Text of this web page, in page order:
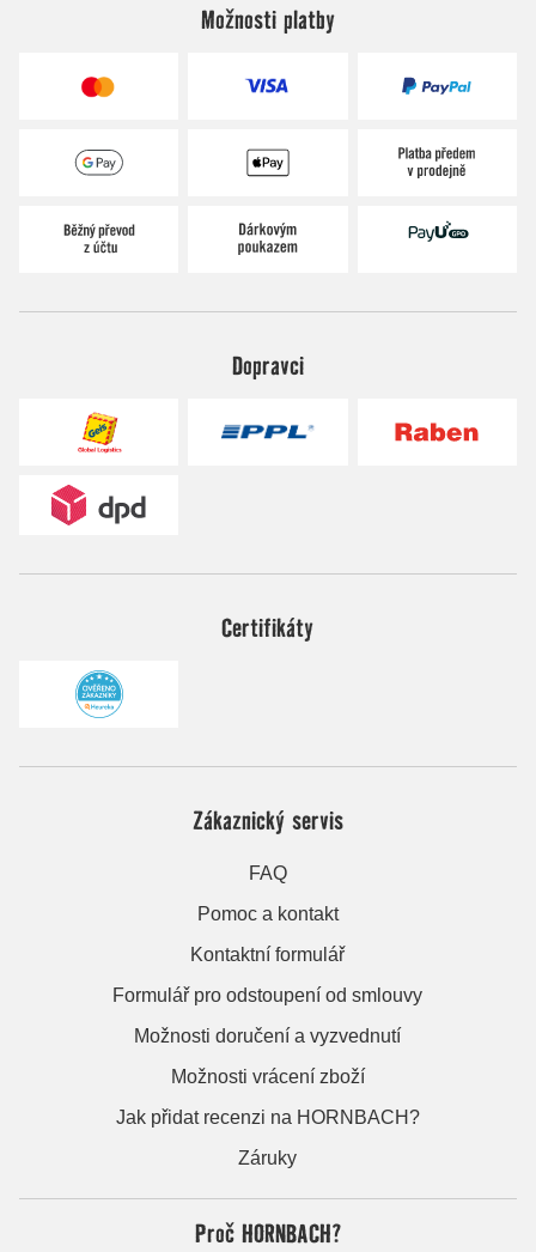
Možnosti platby
Dopravci
Certifikáty
Zákaznický servis
FAQ
Pomoc a kontakt
Kontaktní formulář
Formulář pro odstoupení od smlouvy
Možnosti doručení a vyzvednutí
Možnosti vrácení zboží
Jak přidat recenzi na HORNBACH?
Záruky
Proč HORNBACH?